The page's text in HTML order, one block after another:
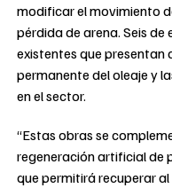
modificar el movimiento
pérdida de arena. Seis
existentes que
permanente del oleaje y
en el sector.
“Estas obras se
regeneración artificial de
que permitirá recuperar